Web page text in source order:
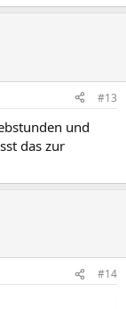
#13
und
das zur
#14